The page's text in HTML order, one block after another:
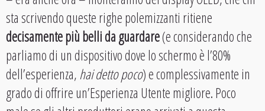
sta scrivendo queste righe polemizzanti ritiene
decisamente più belli da guardare(e considerando che
parliamo di un dispositivo dove lo schermo è l’80%
dell’esperienza,hai detto poco) e complessivamente in
grado di offrire un’Esperienza Utente migliore. Poco